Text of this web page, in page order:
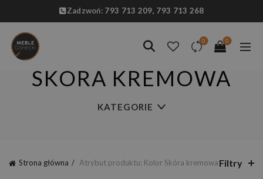
Zadzwoń: 793 713 209, 793 713 268
0 0
SKÓRA KREMOWA
KATEGORIE
Strona główna Atrybut produktu: Kolor Skóra kremowaFiltry